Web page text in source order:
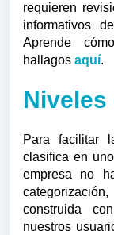
requieren
informativos
Aprende
hallagos aquí.
Niveles
Para facilitar
clasifica en
empresa no
construida
nuestros